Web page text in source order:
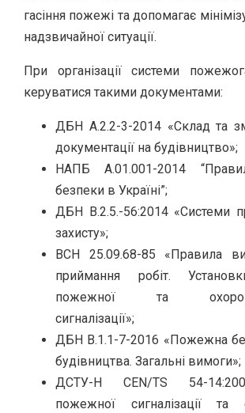
гасіння пожежі та допомагає
надзвичайної ситуації.
При організації системи
керуватися такими документами:
ДБН А.2.2-3-2014 «Склад та
документації на будівництво»;
НАПБ А.01.001-2014
безпеки в Україні”;
ДБН В.2.5.-56:2014 «Системи
захисту»;
ВСН 25.09.68-85 «Правила
приймання робіт.
пожежної та
сигналізації»;
ДБН В.1.1-7-2016 «Пожежна
будівництва. Загальні вимоги»;
ДСТУ-H CEN/TS 54-
пожежної сигналізації та